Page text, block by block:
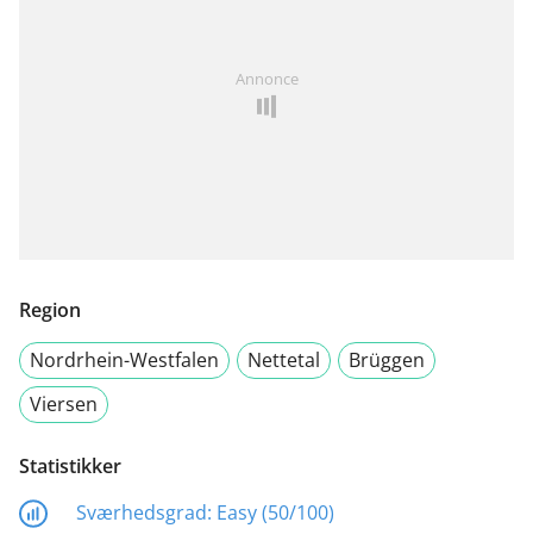
Annonce
Region
Nordrhein-Westfalen
Nettetal
Brüggen
Viersen
Statistikker
Sværhedsgrad: Easy (50/100)